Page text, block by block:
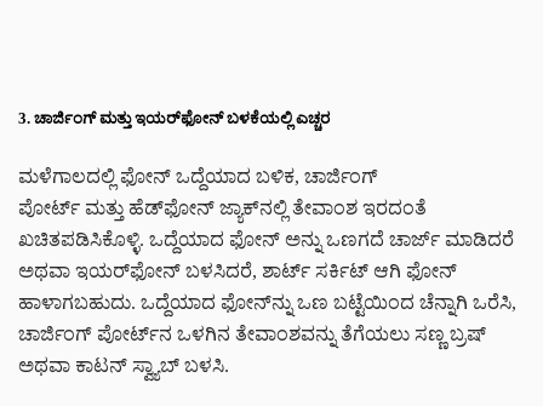
3. ಚಾರ್ಜಿಂಗ್ ಮತ್ತು ಇಯರ್‌ಫೋನ್ ಬಳಕೆಯಲ್ಲಿ ಎಚ್ಚರ
ಮಳೆಗಾಲದಲ್ಲಿ ಫೋನ್ ಒದ್ದೆಯಾದ ಬಳಿಕ, ಚಾರ್ಜಿಂಗ್
ಪೋರ್ಟ್ ಮತ್ತು ಹೆಡ್‌ಫೋನ್ ಜ್ಯಾಕ್‌ನಲ್ಲಿ ತೇವಾಂಶ ಇರದಂತೆ
ಖಚಿತಪಡಿಸಿಕೊಳ್ಳಿ. ಒದ್ದೆಯಾದ ಫೋನ್‌ ಅನ್ನು ಒಣಗದೆ ಚಾರ್ಜ್ ಮಾಡಿದರೆ
ಅಥವಾ ಇಯರ್‌ಫೋನ್ ಬಳಸಿದರೆ, ಶಾರ್ಟ್ ಸರ್ಕಿಟ್ ಆಗಿ ಫೋನ್
ಹಾಳಾಗಬಹುದು. ಒದ್ದೆಯಾದ ಫೋನ್‌ನ್ನು ಒಣ ಬಟ್ಟೆಯಿಂದ ಚೆನ್ನಾಗಿ ಒರೆಸಿ,
ಚಾರ್ಜಿಂಗ್ ಪೋರ್ಟ್‌ನ ಒಳಗಿನ ತೇವಾಂಶವನ್ನು ತೆಗೆಯಲು ಸಣ್ಣ ಬ್ರಷ್
ಅಥವಾ ಕಾಟನ್ ಸ್ವ್ಯಾಬ್ ಬಳಸಿ.